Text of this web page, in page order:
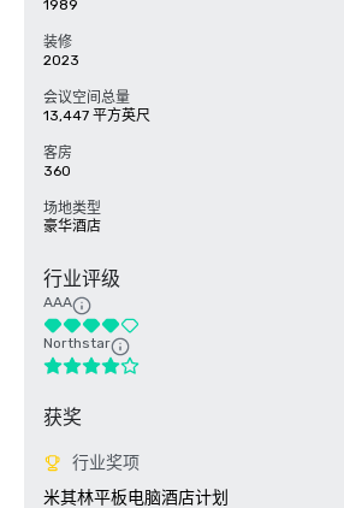
1989
装修
2023
会议空间总量
13,447 平方英尺
客房
360
场地类型
豪华酒店
行业评级
AAA
Northstar
获奖
行业奖项
米其林平板电脑酒店计划